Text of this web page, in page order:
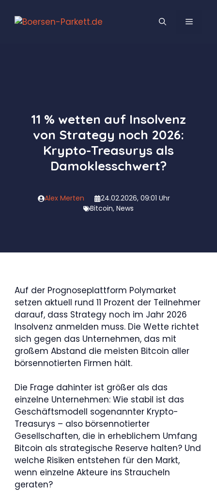
Inhalt
MENÜ
11 % wetten auf Insolvenz
von Strategy noch 2026:
Krypto-Treasurys als
Damoklesschwert?
Alex Merten
24.02.2026, 09:01 Uhr
Bitcoin, News
Auf der Prognoseplattform Polymarket
setzen aktuell rund 11 Prozent der Teilnehmer
darauf, dass Strategy noch im Jahr 2026
Insolvenz anmelden muss. Die Wette richtet
sich gegen das Unternehmen, das mit
großem Abstand die meisten Bitcoin aller
börsennotierten Firmen hält.
Die Frage dahinter ist größer als das
einzelne Unternehmen: Wie stabil ist das
Geschäftsmodell sogenannter Krypto-
Treasurys – also börsennotierter
Gesellschaften, die in erheblichem Umfang
Bitcoin als strategische Reserve halten? Und
welche Risiken entstehen für den Markt,
wenn einzelne Akteure ins Straucheln
geraten?